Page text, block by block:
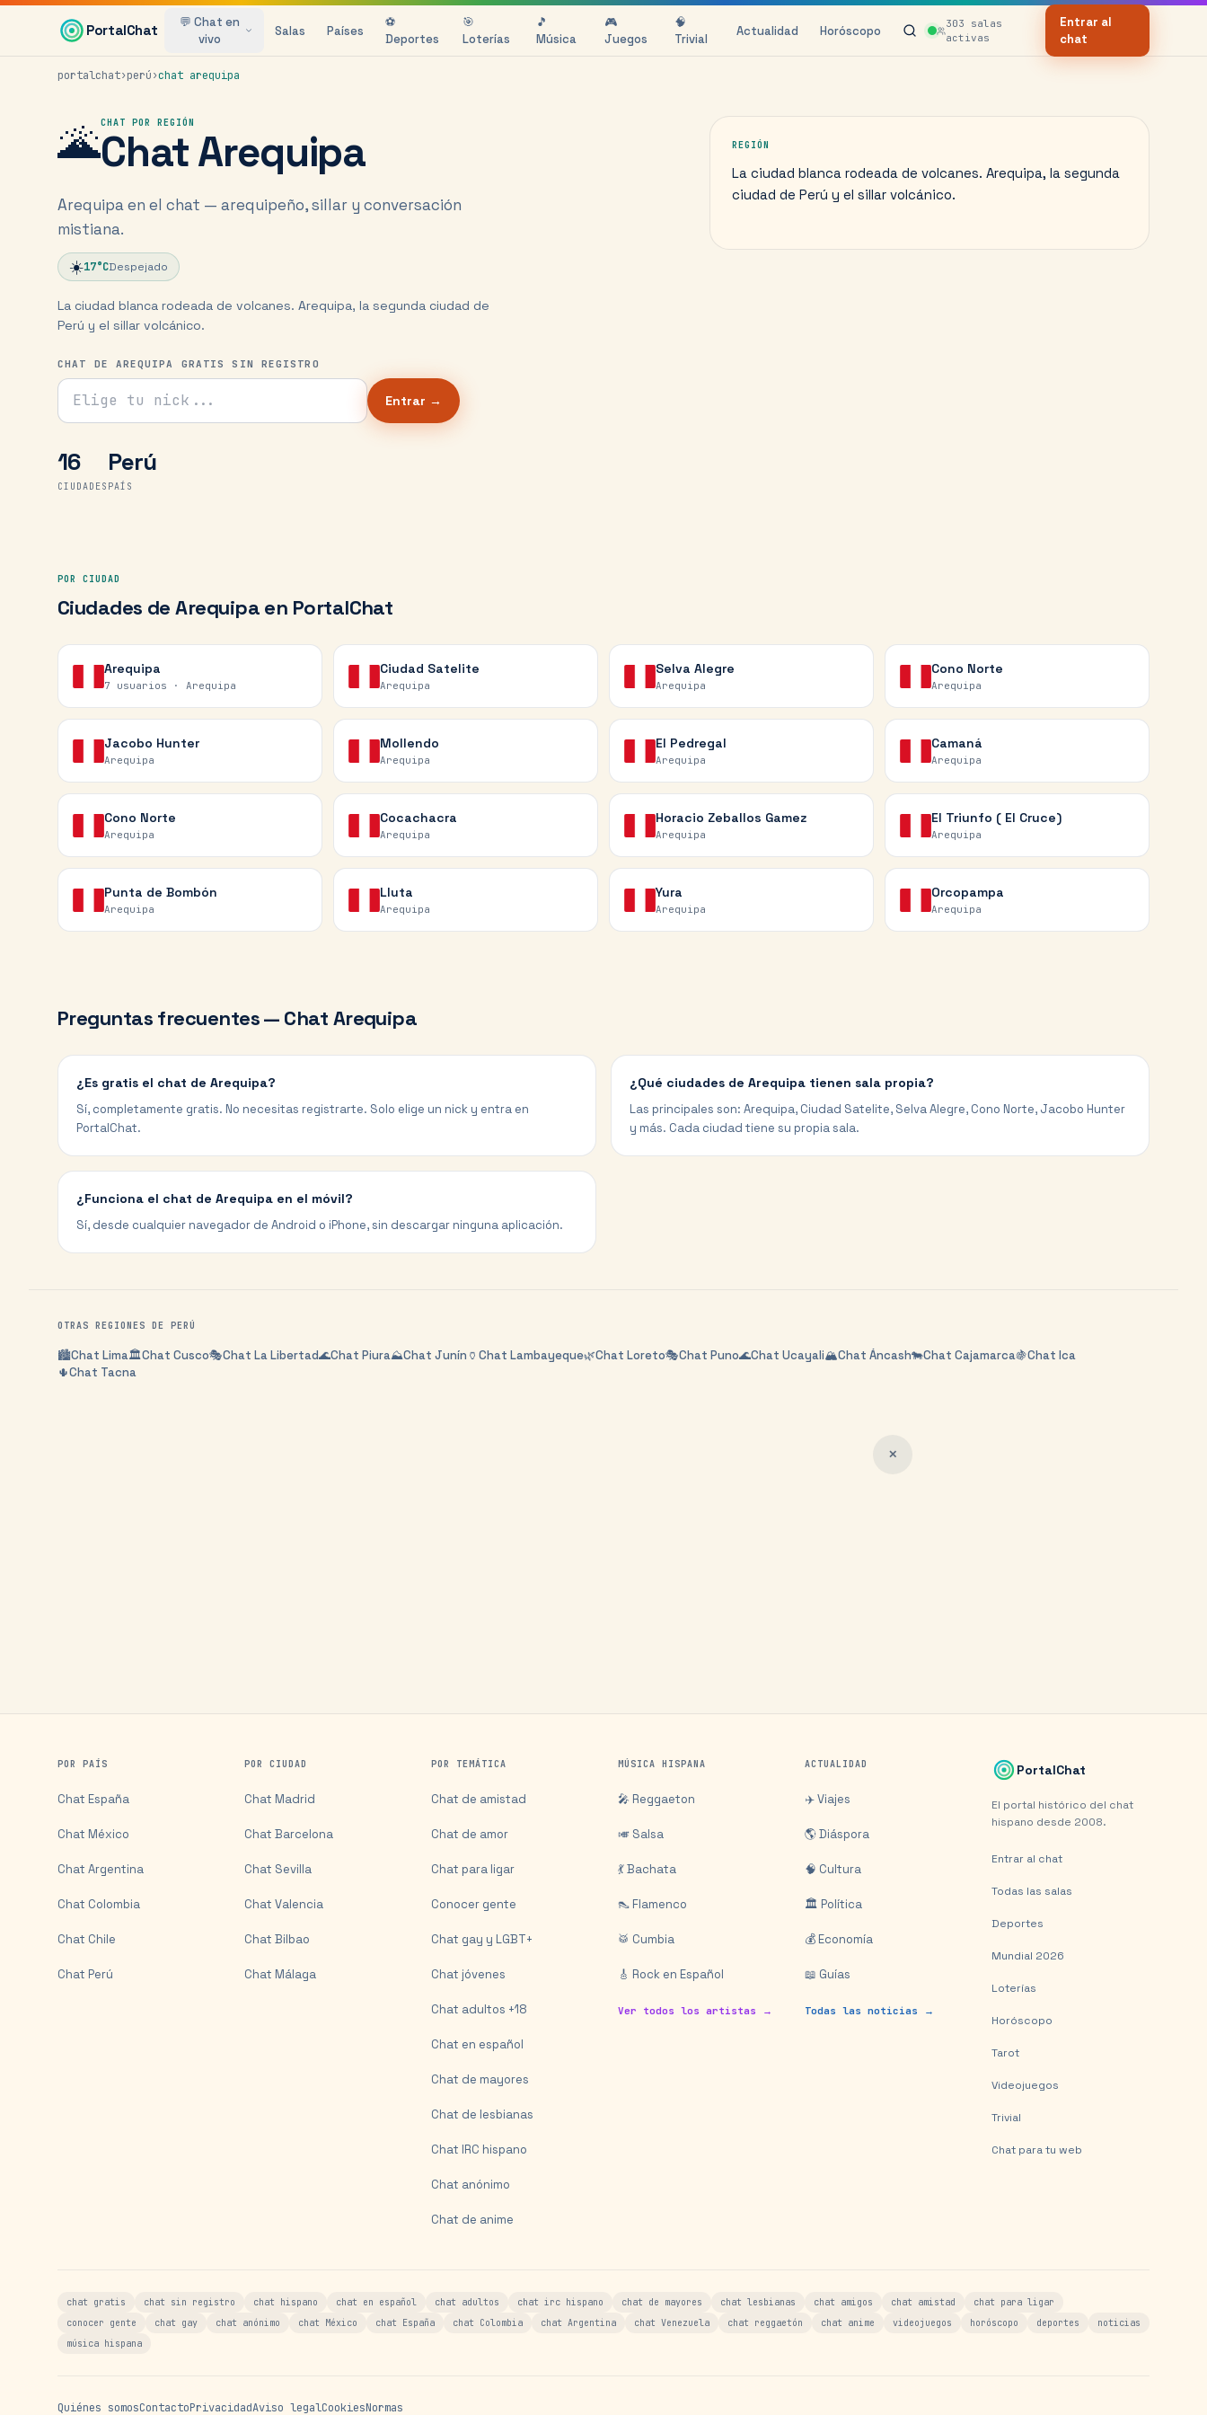
Saltar al contenido principal
PortalChat
💬 Chat en
vivo
Salas Países
⚽
Deportes
🎯
Loterías
🎵
Música
🎮
Juegos
🧠
Trivial
Actualidad Horóscopo 303 salas
activas
Entrar al
chat
portalchat›perú›chat arequipa
🌋CHAT POR REGIÓN
ChatArequipa
Arequipa en el chat — arequipeño, sillar y conversación
mistiana.
☀️17°CDespejado
La ciudad blanca rodeada de volcanes. Arequipa, la segunda ciudad de
Perú y el sillar volcánico.
CHAT DE AREQUIPA GRATIS SIN REGISTRO
Tu nick para el chat
Entrar →
16
CIUDADES
Perú
PAÍS
REGIÓN
La ciudad blanca rodeada de volcanes. Arequipa, la segunda
ciudad de Perú y el sillar volcánico.
POR CIUDAD
Ciudades deArequipa en PortalChat
Arequipa
7 usuarios · Arequipa
Ciudad Satelite
Arequipa
Selva Alegre
Arequipa
Cono Norte
Arequipa
Jacobo Hunter
Arequipa
Mollendo
Arequipa
El Pedregal
Arequipa
Camaná
Arequipa
Cono Norte
Arequipa
Cocachacra
Arequipa
Horacio Zeballos Gamez
Arequipa
El Triunfo ( El Cruce)
Arequipa
Punta de Bombón
Arequipa
Lluta
Arequipa
Yura
Arequipa
Orcopampa
Arequipa
Preguntas frecuentes — Chat Arequipa
¿Es gratis el chat de Arequipa?
Sí, completamente gratis. No necesitas registrarte. Solo elige un nick y entra en
PortalChat.
¿Qué ciudades de Arequipa tienen sala propia?
Las principales son: Arequipa, Ciudad Satelite, Selva Alegre, Cono Norte, Jacobo Hunter
y más. Cada ciudad tiene su propia sala.
¿Funciona el chat de Arequipa en el móvil?
Sí, desde cualquier navegador de Android o iPhone, sin descargar ninguna aplicación.
OTRAS REGIONES DE PERÚ
🏙️Chat Lima🏛️Chat Cusco🎭Chat La Libertad🌊Chat Piura⛰️Chat Junín 🏺 Chat Lambayeque🌿Chat Loreto🎭Chat Puno🌊Chat Ucayali🏔️Chat Áncash🐄Chat Cajamarca🍇Chat Ica
🌵Chat Tacna
✕
POR PAÍS
Chat España
Chat México
Chat Argentina
Chat Colombia
Chat Chile
Chat Perú
POR CIUDAD
Chat Madrid
Chat Barcelona
Chat Sevilla
Chat Valencia
Chat Bilbao
Chat Málaga
POR TEMÁTICA
Chat de amistad
Chat de amor
Chat para ligar
Conocer gente
Chat gay y LGBT+
Chat jóvenes
Chat adultos +18
Chat en español
Chat de mayores
Chat de lesbianas
Chat IRC hispano
Chat anónimo
Chat de anime
MÚSICA HISPANA
🎤 Reggaeton
🎺 Salsa
💃 Bachata
👠 Flamenco
🥁 Cumbia
🎸 Rock en Español
Ver todos los artistas →
ACTUALIDAD
✈️ Viajes
🌎 Diáspora
🧠 Cultura
🏛️ Política
💰 Economía
📖 Guías
Todas las noticias →
PortalChat
El portal histórico del chat
hispano desde 2008.
Entrar al chat
Todas las salas
Deportes
Mundial 2026
Loterías
Horóscopo
Tarot
Videojuegos
Trivial
Chat para tu web
chat gratis chat sin registro chat hispano chat en español chat adultos chat irc hispano chat de mayores chat lesbianas chat amigos chat amistad
chat para ligar
conocer gente
chat gay chat anónimo chat México chat España chat Colombia chat Argentina chat Venezuela chat reggaetón chat anime videojuegos horóscopo deportes
noticias
música hispana
Quiénes somosContactoPrivacidadAviso legalCookiesNormas